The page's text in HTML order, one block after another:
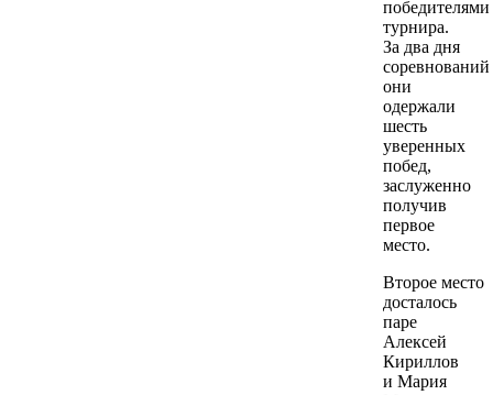
победителями
турнира.
За два дня
соревнований
они
одержали
шесть
уверенных
побед,
заслуженно
получив
первое
место.
Второе место
досталось
паре
Алексей
Кириллов
и Мария